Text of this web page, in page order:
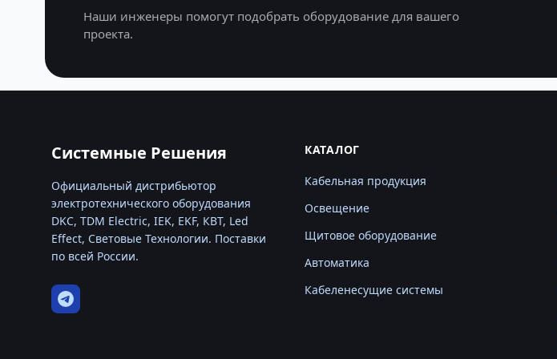
Наши инженеры помогут подобрать оборудование для вашего
проекта.
Системные Решения
Официальный дистрибьютор
электротехнического оборудования
DKC, TDM Electric, IEK, EKF, КВТ, Led
Effect, Световые Технологии. Поставки
по всей России.
КАТАЛОГ
Кабельная продукция
Освещение
Щитовое оборудование
Автоматика
Кабеленесущие системы